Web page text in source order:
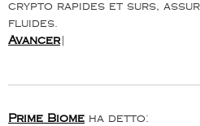
crypto rapides et surs,
fluides.
Avancer
Prime Biome ha detto: